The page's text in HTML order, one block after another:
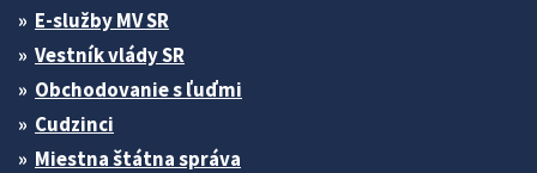
E-služby MV SR
Vestník vlády SR
Obchodovanie s ľuďmi
Cudzinci
Miestna štátna správa